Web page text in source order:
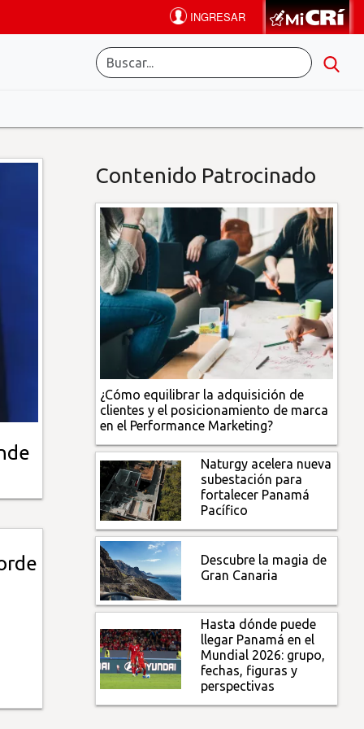
Contenido Patrocinado
¿Cómo equilibrar la adquisición de
clientes y el posicionamiento de marca
en el Performance Marketing?
Naturgy acelera nueva
subestación para
fortalecer Panamá
Pacífico
Descubre la magia de
Gran Canaria
Hasta dónde puede
llegar Panamá en el
Mundial 2026: grupo,
fechas, figuras y
perspectivas